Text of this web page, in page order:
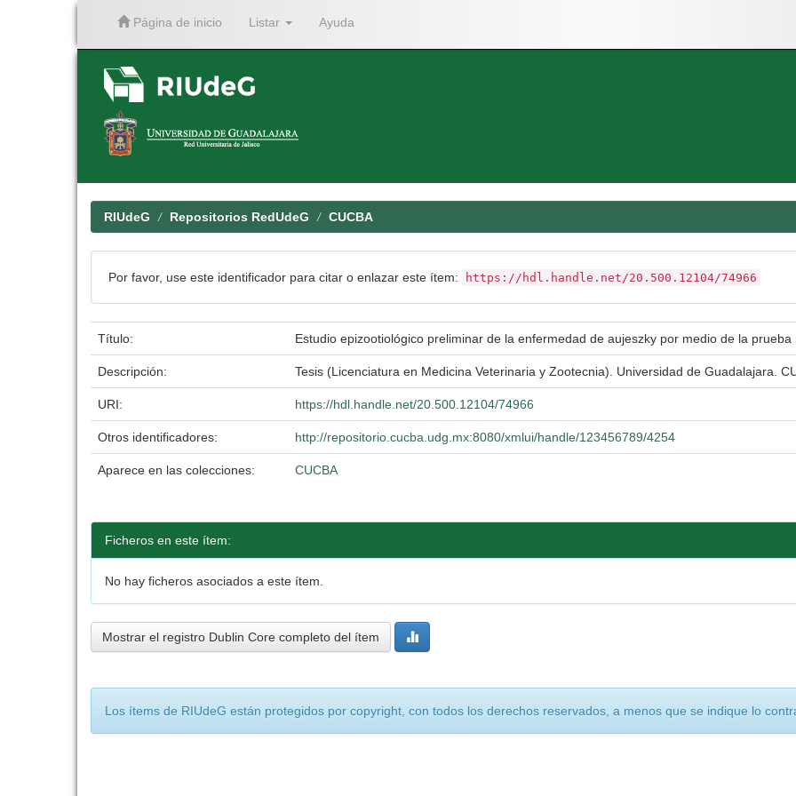
Página de inicio Listar Ayuda
RIUdeG Repositorios RedUdeG CUCBA
Por favor, use este identificador para citar o enlazar este ítem: https://hdl.handle.net/20.500.12104/74966
Título: Estudio epizootiológico preliminar de la enfermedad de aujeszky por medio de la
Descripción: Tesis (Licenciatura en Medicina Veterinaria y Zootecnia). Universidad de Guadalajara.
URI: https://hdl.handle.net/20.500.12104/74966
Otros identificadores: http://repositorio.cucba.udg.mx:8080/xmlui/handle/123456789/4254
Aparece en las colecciones: CUCBA
Ficheros en este ítem:
No hay ficheros asociados a este ítem.
Mostrar el registro Dublin Core completo del ítem
Los ítems de RIUdeG están protegidos por copyright, con todos los derechos reservados, a menos que se indique lo